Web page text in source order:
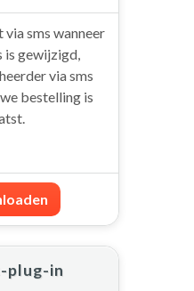
sms wanneer
gewijzigd,
via sms
bestelling is
plug-in